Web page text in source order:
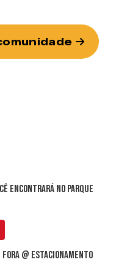
encontrará no parque
@ estacionamento